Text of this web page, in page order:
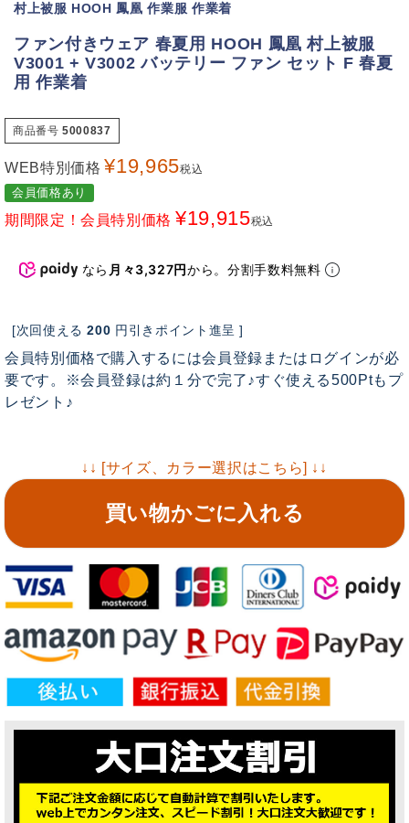
村上被服 HOOH 鳳凰 作業服 作業着
ファン付きウェア 春夏用 HOOH 鳳凰 村上被服
V3001 + V3002 バッテリー ファン セット F 春夏
用 作業着
商品番号 5000837
WEB特別価格 ¥19,965税込
会員価格あり
期間限定！会員特別価格 ¥19,915税込
なら 月々3,327円から。分割手数料無料
[次回使える 200 円引きポイント進呈 ]
会員特別価格で購入するには会員登録またはログインが必
要です。※会員登録は約１分で完了♪すぐ使える500Ptもプ
レゼント♪
↓↓ [サイズ、カラー選択はこちら] ↓↓
買い物かごに入れる